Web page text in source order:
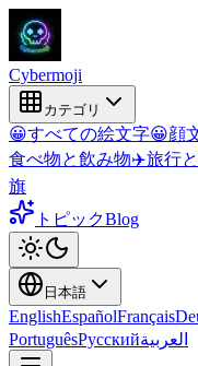
Cybermoji
カテゴリ
😀すべての絵文字😀顔
食べ物と飲み物✈️旅行
旗
トピックBlog
日本語
EnglishEspañolFrançais
PortuguêsРусскийالعربية